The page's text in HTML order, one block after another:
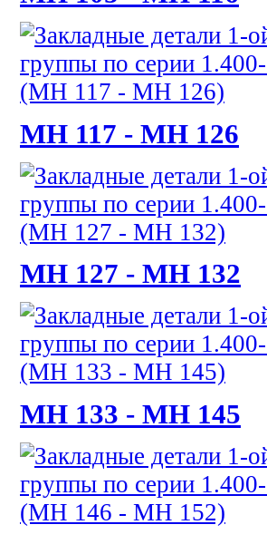
МН 117 - МН 126
МН 127 - МН 132
МН 133 - МН 145